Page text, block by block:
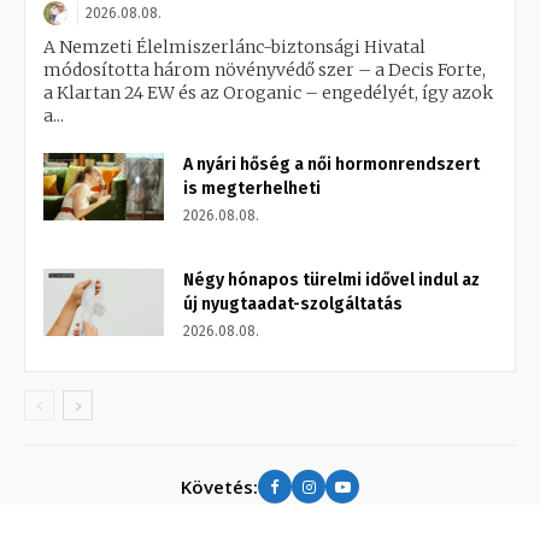
2026.08.08.
A Nemzeti Élelmiszerlánc-biztonsági Hivatal
módosította három növényvédő szer – a Decis Forte,
a Klartan 24 EW és az Oroganic – engedélyét, így azok
a...
A nyári hőség a női hormonrendszert
is megterhelheti
2026.08.08.
Négy hónapos türelmi idővel indul az
új nyugtaadat-szolgáltatás
2026.08.08.
Követés: